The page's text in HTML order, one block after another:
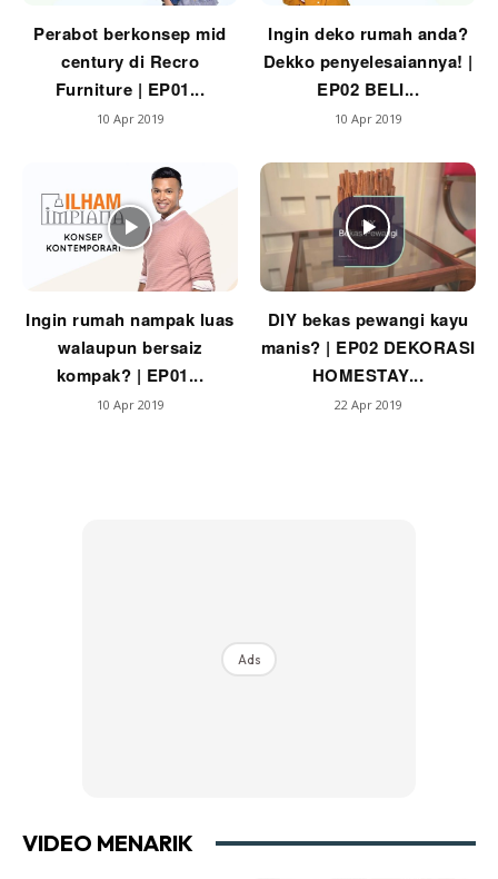
Perabot berkonsep mid
century di Recro
Furniture | EP01...
10 Apr 2019
Ingin deko rumah anda?
Dekko penyelesaiannya! |
EP02 BELI...
10 Apr 2019
Ingin rumah nampak luas
walaupun bersaiz
kompak? | EP01...
10 Apr 2019
DIY bekas pewangi kayu
manis? | EP02 DEKORASI
HOMESTAY...
22 Apr 2019
Ads
VIDEO MENARIK